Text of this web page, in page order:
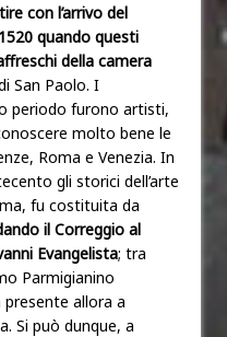
con l’arrivo del
quando questi
della camera
San Paolo. I
periodo furono artisti,
molto bene le
Roma e Venezia. In
gli storici dell’arte
fu costituita da
il Correggio al
Evangelista; tra
Parmigianino
presente allora a
Si può dunque, a